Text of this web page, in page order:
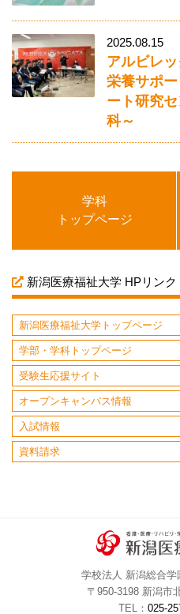
2025.08.15
アルビレ
栄養サポ
ート研究
科～
学科
トップページ
新潟医療福祉大学 HPリンク
新潟医療福祉大学トップページ
学部・学科トップページ
受験生応援サイト
オープンキャンパス情報
入試情報
資料請求
学校法人 新潟総合
〒950-3198 新潟市
TEL： 025-